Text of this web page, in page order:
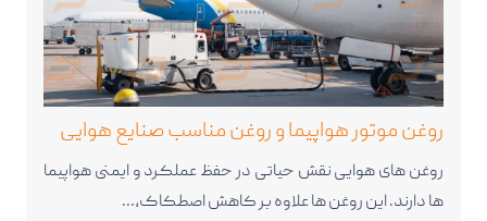
روغن موتور هواپیما و روغن مناسب صنایع هوایی
روغن ‌های هوایی نقش حیاتی در حفظ عملکرد و ایمنی هواپیما
ها دارند. این روغن‌ ها علاوه بر کاهش اصطکاک،…